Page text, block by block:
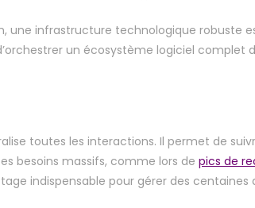
une infrastructure technologique robuste
un écosystème logiciel complet
toutes les interactions. Il permet de
besoins massifs, comme lors de pics de
indispensable pour gérer des